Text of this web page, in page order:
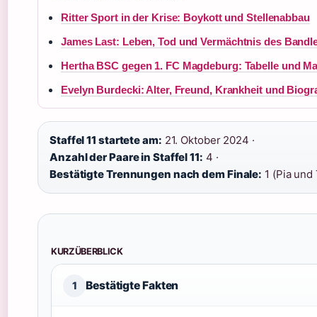
Ritter Sport in der Krise: Boykott und Stellenabbau
James Last: Leben, Tod und Vermächtnis des
Hertha BSC gegen 1. FC Magdeburg: Tabelle und
Evelyn Burdecki: Alter, Freund, Krankheit und
Staffel 11 startete am: 21. Oktober 2024 ·
Anzahl der Paare in Staffel 11: 4 ·
Bestätigte Trennungen nach dem Finale: 1 (Pia und
KURZÜBERBLICK
1 Bestätigte Fakten